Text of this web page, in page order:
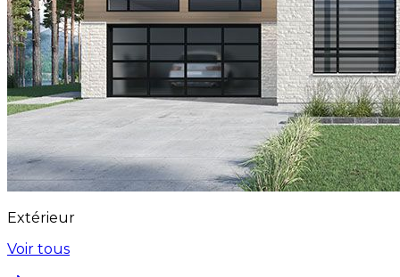
Extérieur
Voir tous